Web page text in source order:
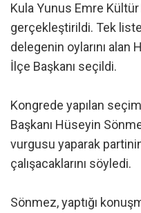
Kula Yunus Emre Kültür
gerçekleştirildi. Tek
delegenin oylarını alan
İlçe Başkanı seçildi.
Kongrede yapılan
Başkanı Hüseyin
vurgusu yaparak
çalışacaklarını söyledi.
Sönmez, yaptığı